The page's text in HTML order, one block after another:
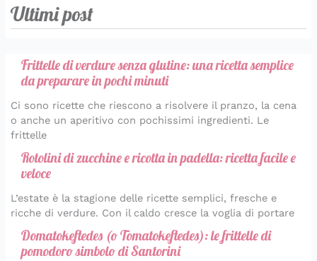
Ultimi post
Frittelle di verdure senza glutine: una ricetta semplice
da preparare in pochi minuti
Ci sono ricette che riescono a risolvere il pranzo, la cena
o anche un aperitivo con pochissimi ingredienti. Le
frittelle
Rotolini di zucchine e ricotta in padella: ricetta facile e
veloce
L’estate è la stagione delle ricette semplici, fresche e
ricche di verdure. Con il caldo cresce la voglia di portare
Domatokeftedes (o Tomatokeftedes): le frittelle di
pomodoro simbolo di Santorini